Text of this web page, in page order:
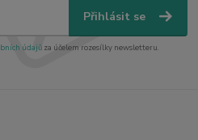
Přihlásit se
údajůza účelem rozesílky newsletteru.